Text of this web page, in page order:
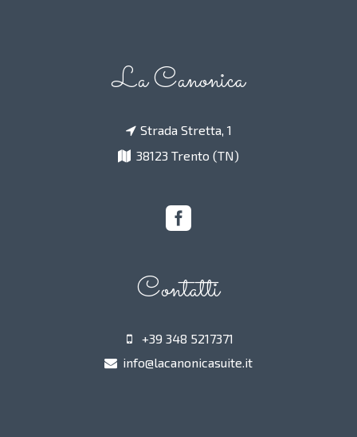
La Canonica
Strada Stretta, 1
38123 Trento (TN)
Contatti
+39 348 5217371
info@lacanonicasuite.it